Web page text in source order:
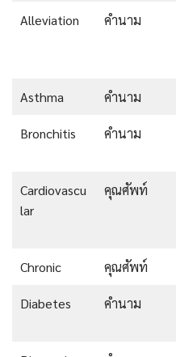
Alleviation คำนาม
Asthma คำนาม
Bronchitis คำนาม
Cardiovascu
lar
คุณศัพท์
Chronic คุณศัพท์
Diabetes คำนาม